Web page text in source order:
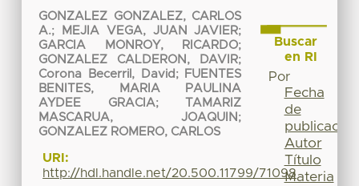
GONZALEZ GONZALEZ, CARLOS
A.; MEJIA VEGA, JUAN JAVIER;
GARCIA MONROY, RICARDO;
GONZALEZ CALDERON, DAVIR;
Corona Becerril, David ;
FUENTES
BENITES, MARIA PAULINA
AYDEE GRACIA;
TAMARIZ
MASCARUA, JOAQUIN ;
GONZALEZ ROMERO, CARLOS
URI:
http://hdl.handle.net/20.500.11799/71098
Buscar
en RI
Por
Fecha
de
publicación
Autor
Título
Materia